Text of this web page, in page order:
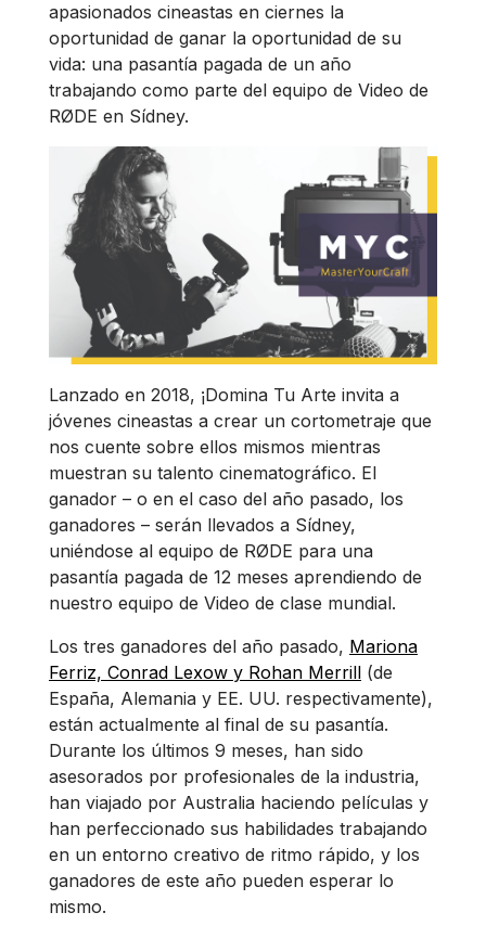
apasionados cineastas en ciernes la
oportunidad de ganar la oportunidad de su
vida: una pasantía pagada de un año
trabajando como parte del equipo de Video de
RØDE en Sídney.
Lanzado en 2018, ¡Domina Tu Arte invita a
jóvenes cineastas a crear un cortometraje que
nos cuente sobre ellos mismos mientras
muestran su talento cinematográfico. El
ganador – o en el caso del año pasado, los
ganadores – serán llevados a Sídney,
uniéndose al equipo de RØDE para una
pasantía pagada de 12 meses aprendiendo de
nuestro equipo de Video de clase mundial.
Los tres ganadores del año pasado, Mariona
Ferriz, Conrad Lexow y Rohan Merrill (de
España, Alemania y EE. UU. respectivamente),
están actualmente al final de su pasantía.
Durante los últimos 9 meses, han sido
asesorados por profesionales de la industria,
han viajado por Australia haciendo películas y
han perfeccionado sus habilidades trabajando
en un entorno creativo de ritmo rápido, y los
ganadores de este año pueden esperar lo
mismo.